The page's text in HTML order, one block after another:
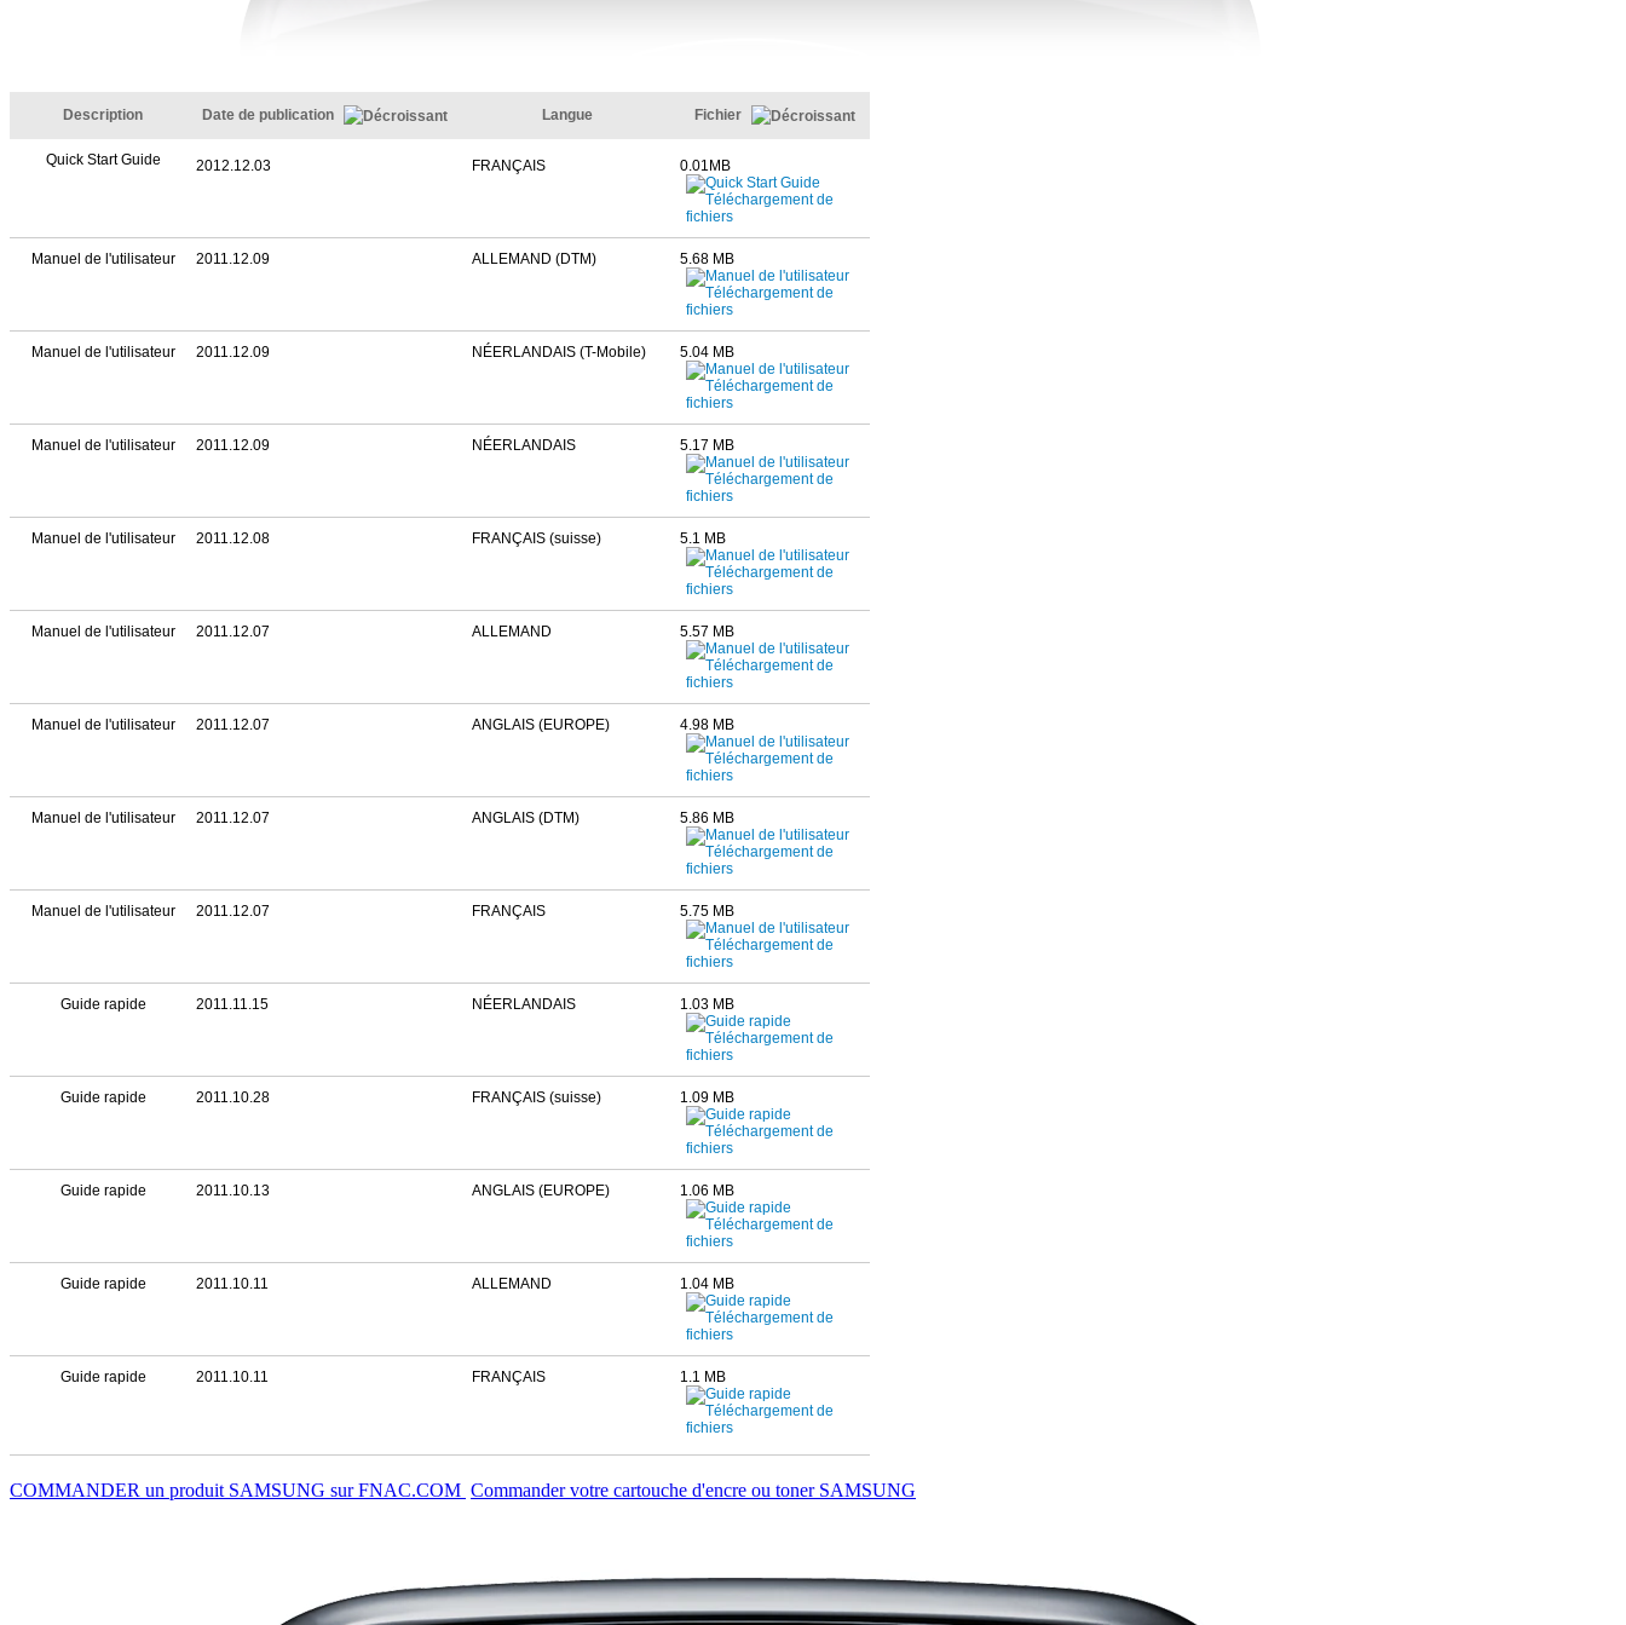
Description Date de publication Langue Fichier
Quick Start Guide 2012.12.03 FRANÇAIS 0.01MB
Manuel de l'utilisateur 2011.12.09 ALLEMAND (DTM) 5.68 MB
Manuel de l'utilisateur 2011.12.09 NÉERLANDAIS (T-Mobile) 5.04 MB
Manuel de l'utilisateur 2011.12.09 NÉERLANDAIS 5.17 MB
Manuel de l'utilisateur 2011.12.08 FRANÇAIS (suisse) 5.1 MB
Manuel de l'utilisateur 2011.12.07 ALLEMAND 5.57 MB
Manuel de l'utilisateur 2011.12.07 ANGLAIS (EUROPE) 4.98 MB
Manuel de l'utilisateur 2011.12.07 ANGLAIS (DTM) 5.86 MB
Manuel de l'utilisateur 2011.12.07 FRANÇAIS 5.75 MB
Guide rapide 2011.11.15 NÉERLANDAIS 1.03 MB
Guide rapide 2011.10.28 FRANÇAIS (suisse) 1.09 MB
Guide rapide 2011.10.13 ANGLAIS (EUROPE) 1.06 MB
Guide rapide 2011.10.11 ALLEMAND 1.04 MB
Guide rapide 2011.10.11 FRANÇAIS 1.1 MB
COMMANDER un produit SAMSUNG sur FNAC.COM Commander votre cartouche d'encre ou toner SAMSUNG